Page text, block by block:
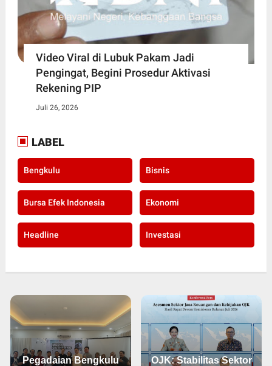
Video Viral di Lubuk Pakam Jadi
Pengingat, Begini Prosedur Aktivasi
Rekening PIP
Juli 26, 2026
LABEL
Bengkulu Bisnis
Bursa Efek Indonesia Ekonomi
Headline Investasi
Pegadaian Bengkulu
OJK: Stabilitas Sektor